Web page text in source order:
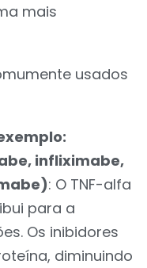
mais
usados
infliximabe,
: O TNF-alfa
para a
Os inibidores
diminuindo